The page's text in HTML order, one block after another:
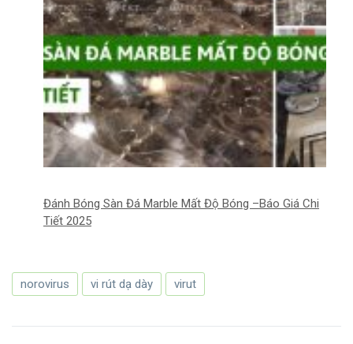
Đánh Bóng Sàn Đá Marble Mất Độ Bóng –Báo Giá Chi
Tiết 2025
norovirus vi rút dạ dày virut